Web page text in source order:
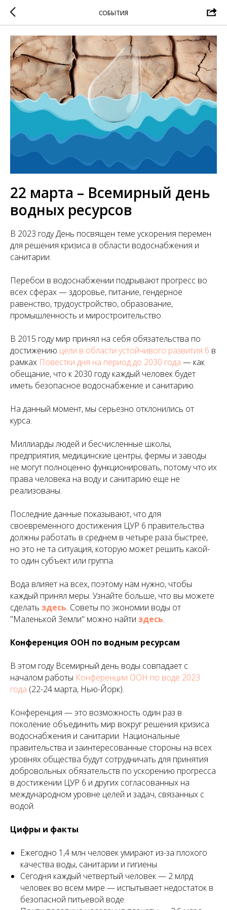
СОБЫТИЯ
22 марта – Всемирный день
водных ресурсов
В 2023 году День посвящен теме ускорения перемен
для решения кризиса в области водоснабжения и
санитарии.
Перебои в водоснабжении подрывают прогресс во
всех сферах — здоровье, питание, гендерное
равенство, трудоустройство, образование,
промышленность и миростроительство.
В 2015 году мир принял на себя обязательства по
достижению цели в области устойчивого развития 6 в
рамках Повестки дня на период до 2030 года — как
обещание, что к 2030 году каждый человек будет
иметь безопасное водоснабжение и санитарию.
На данный момент, мы серьезно отклонились от
курса.
Миллиарды людей и бесчисленные школы,
предприятия, медицинские центры, фермы и заводы
не могут полноценно функционировать, потому что их
права человека на воду и санитарию еще не
реализованы.
Последние данные показывают, что для
своевременного достижения ЦУР 6 правительства
должны работать в среднем в четыре раза быстрее,
но это не та ситуация, которую может решить какой-
то один субъект или группа.
Вода влияет на всех, поэтому нам нужно, чтобы
каждый принял меры. Узнайте больше, что вы можете
сделать здесь. Советы по экономии воды от
"Маленькой Земли" можно найти здесь.
Конференция ООН по водным ресурсам
В этом году Всемирный день воды совпадает с
началом работы Конференции ООН по воде 2023
года (22-24 марта, Нью-Йорк).
Конференция — это возможность один раз в
поколение объединить мир вокруг решения кризиса
водоснабжения и санитарии. Национальные
правительства и заинтересованные стороны на всех
уровнях общества будут сотрудничать для принятия
добровольных обязательств по ускорению прогресса
в достижении ЦУР 6 и других согласованных на
международном уровне целей и задач, связанных с
водой.
Цифры и факты
Ежегодно 1,4 млн человек умирают из-за плохого
качества воды, санитарии и гигиены.
Сегодня каждый четвертый человек — 2 млрд
человек во всем мире — испытывает недостаток в
безопасной питьевой воде.